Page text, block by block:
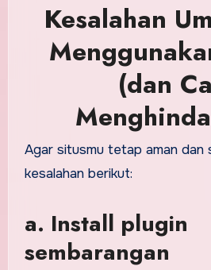
Kesalahan
(dan
Agar situsmu tetap aman dan
kesalahan berikut:
a. Install plugin
sembarangan